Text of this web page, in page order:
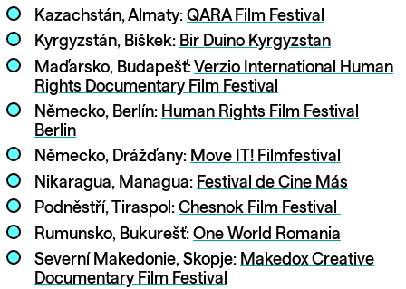
Kazachstán, Almaty: QARA Film Festival
Kyrgyzstán, Biškek: Bir Duino Kyrgyzstan
Maďarsko, Budapešť: Verzio International Human
Rights Documentary Film Festival
Německo, Berlín: Human Rights Film Festival
Berlin
Německo, Drážďany: Move IT! Filmfestiva
Nikaragua, Managua: Festival de Cine Más
Podněstří, Tiraspol: Chesnok Film Festival
Rumunsko, Bukurešť: One World Romania
Severní Makedonie, Skopje: Makedox Creative
Documentary Film Festival